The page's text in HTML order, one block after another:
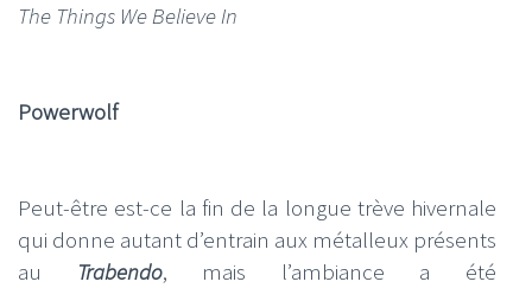
The Things We Believe In
Powerwolf
Peut-être est-ce la fin de la longue trève hivernale
qui donne autant d’entrain aux métalleux présents
au Trabendo, mais l’ambiance a été